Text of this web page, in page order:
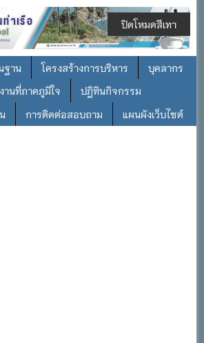
ฐาน โครงสร้างการบริหาร
บุคลากร
านที่ภาคภูมิใจ
ปฎิทินกิจกรรม
การติดต่อสอบถาม แผนผังเว็บไซต์
ปิดโหมดสีเทา